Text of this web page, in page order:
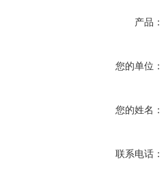
产品：
您的单位：
您的姓名：
联系电话：